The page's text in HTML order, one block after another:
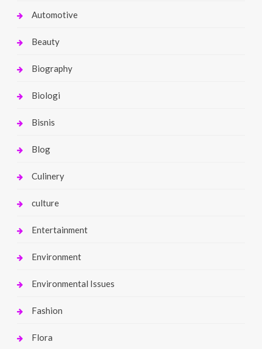
Automotive
Beauty
Biography
Biologi
Bisnis
Blog
Culinery
culture
Entertainment
Environment
Environmental Issues
Fashion
Flora